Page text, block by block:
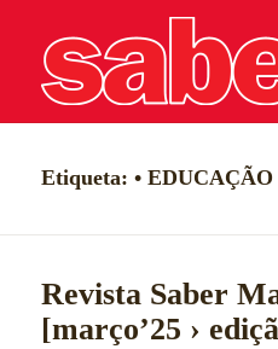
Etiqueta:•
Revista Saber
[março’25 ›